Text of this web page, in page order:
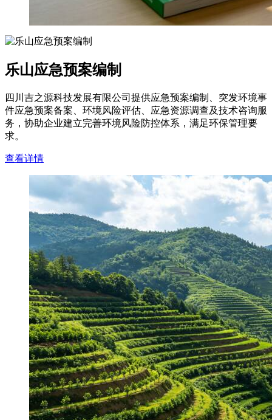
乐山应急预案编制
四川吉之源科技发展有限公司提供应急预案编制、突发环境事
件应急预案备案、环境风险评估、应急资源调查及技术咨询服
务，协助企业建立完善环境风险防控体系，满足环保管理要
求。
查看详情